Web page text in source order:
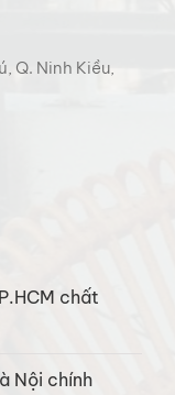
Q. Ninh Kiều,
chất
Nội chính